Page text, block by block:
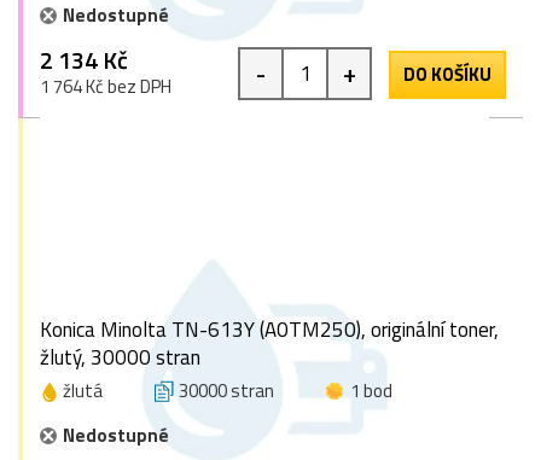
Nedostupné
2 134 Kč
1 764 Kč bez DPH - + DO KOŠÍKU
Konica Minolta TN-613Y (A0TM250), originální toner,
žlutý, 30000 stran
žlutá 30000 stran
1 bod
Nedostupné